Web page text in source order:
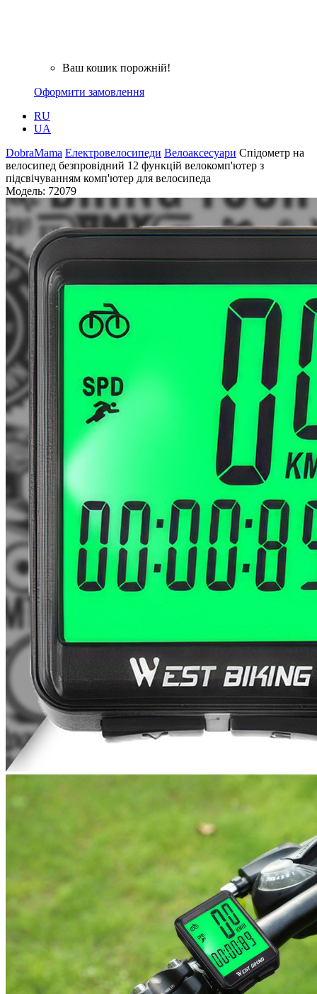
Ваш кошик порожній!
Оформити замовлення
RU
UA
DobraMama Електровелосипеди Велоаксесуари Спідометр на
велосипед безпровідний 12 функцій велокомп'ютер з
підсвічуванням комп'ютер для велосипеда
Модель: 72079